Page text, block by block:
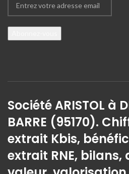
Société ARISTOL à
BARRE (95170).
extrait Kbis,
extrait RNE,